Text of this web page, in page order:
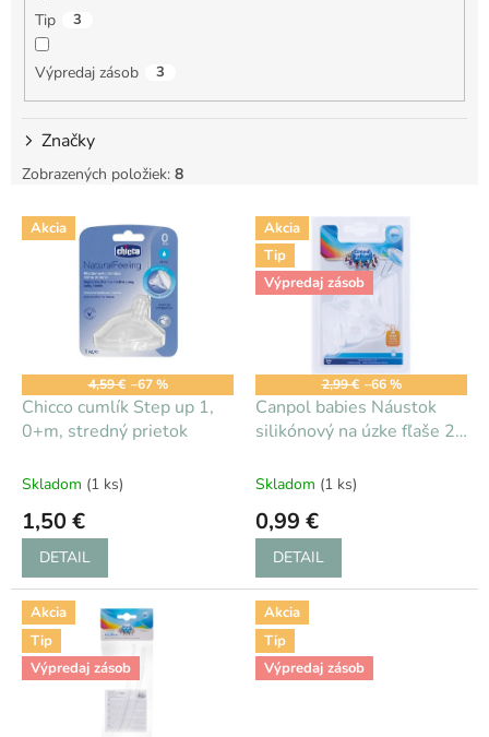
Tip 3
Výpredaj zásob 3
Značky
Zobrazených položiek: 8
V Akcia
4,59 € –67 %
Chicco cumlík Step up 1,
0+m, stredný prietok
Skladom (1 ks)
1,50 €
DETAIL
Akcia
Tip
Výpredaj zásob
2,99 € –66 %
Canpol babies Náustok
silikónový na úzke fľaše 2
Skladom (1 ks)
0,99 €
DETAIL
Akcia
Tip
Výpredaj zásob
Akcia
Tip
Výpredaj zásob